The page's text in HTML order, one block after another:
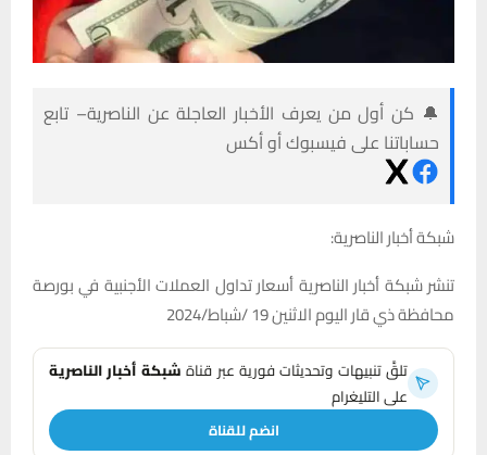
🔔 كن أول من يعرف الأخبار العاجلة عن الناصرية– تابع
حساباتنا على فيسبوك أو أكس
شبكة أخبار الناصرية:
تنشر شبكة أخبار الناصرية أسعار تداول العملات الأجنبية في بورصة
محافظة ذي قار اليوم الاثنين 19 /شباط/2024
تلقَّ تنبيهات وتحديثات فورية عبر قناةشبكة أخبار الناصرية
على التليغرام
انضم للقناة